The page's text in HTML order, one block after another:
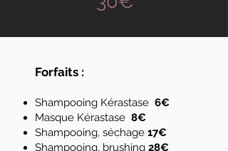
Forfaits :
Shampooing Kérastase 6€
Masque Kérastase 8€
Shampooing, séchage 17€
Shampooing, brushing 28€